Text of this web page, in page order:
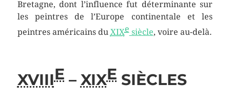
Bretagne, dont l’influence fut déterminante sur
les peintres de l’Europe continentale et les
peintres américains du XIXesiècle, voire au-delà.
XVIIIE – XIXE SIÈCLES